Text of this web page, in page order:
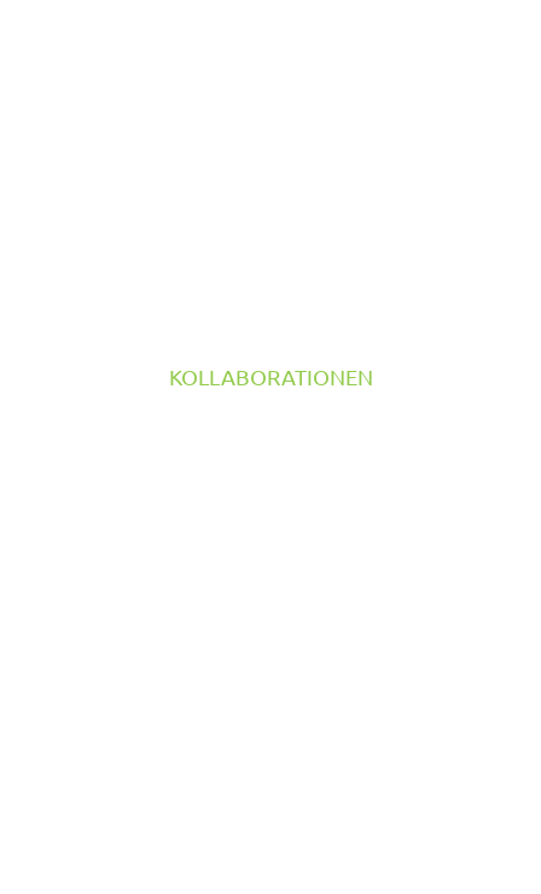
KOLLABORATIONEN
TILTROTATOR